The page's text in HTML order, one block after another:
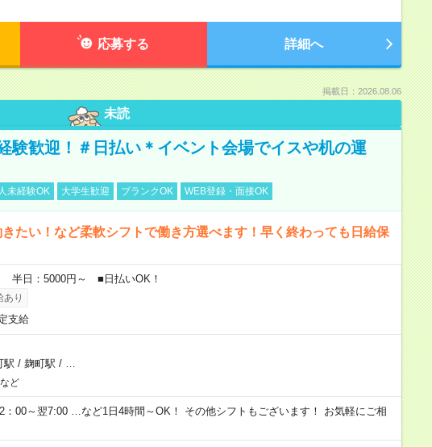
応募する 詳細へ
掲載日：2026.08.06
未読
験歓迎！＃日払い＊イベント会場でイスや机の運
未経験OK 大学生歓迎 ブランクOK WEB登録・面接OK
たい！など柔軟シフトで働き方選べます！早く終わっても日給保
半日：5000円～ ■日払いOK！
あり
支給
駅 / 麹町駅 /
ど
：00～翌7:00 …など1日4時間～OK！ その他シフトもございます！ お気軽にご相